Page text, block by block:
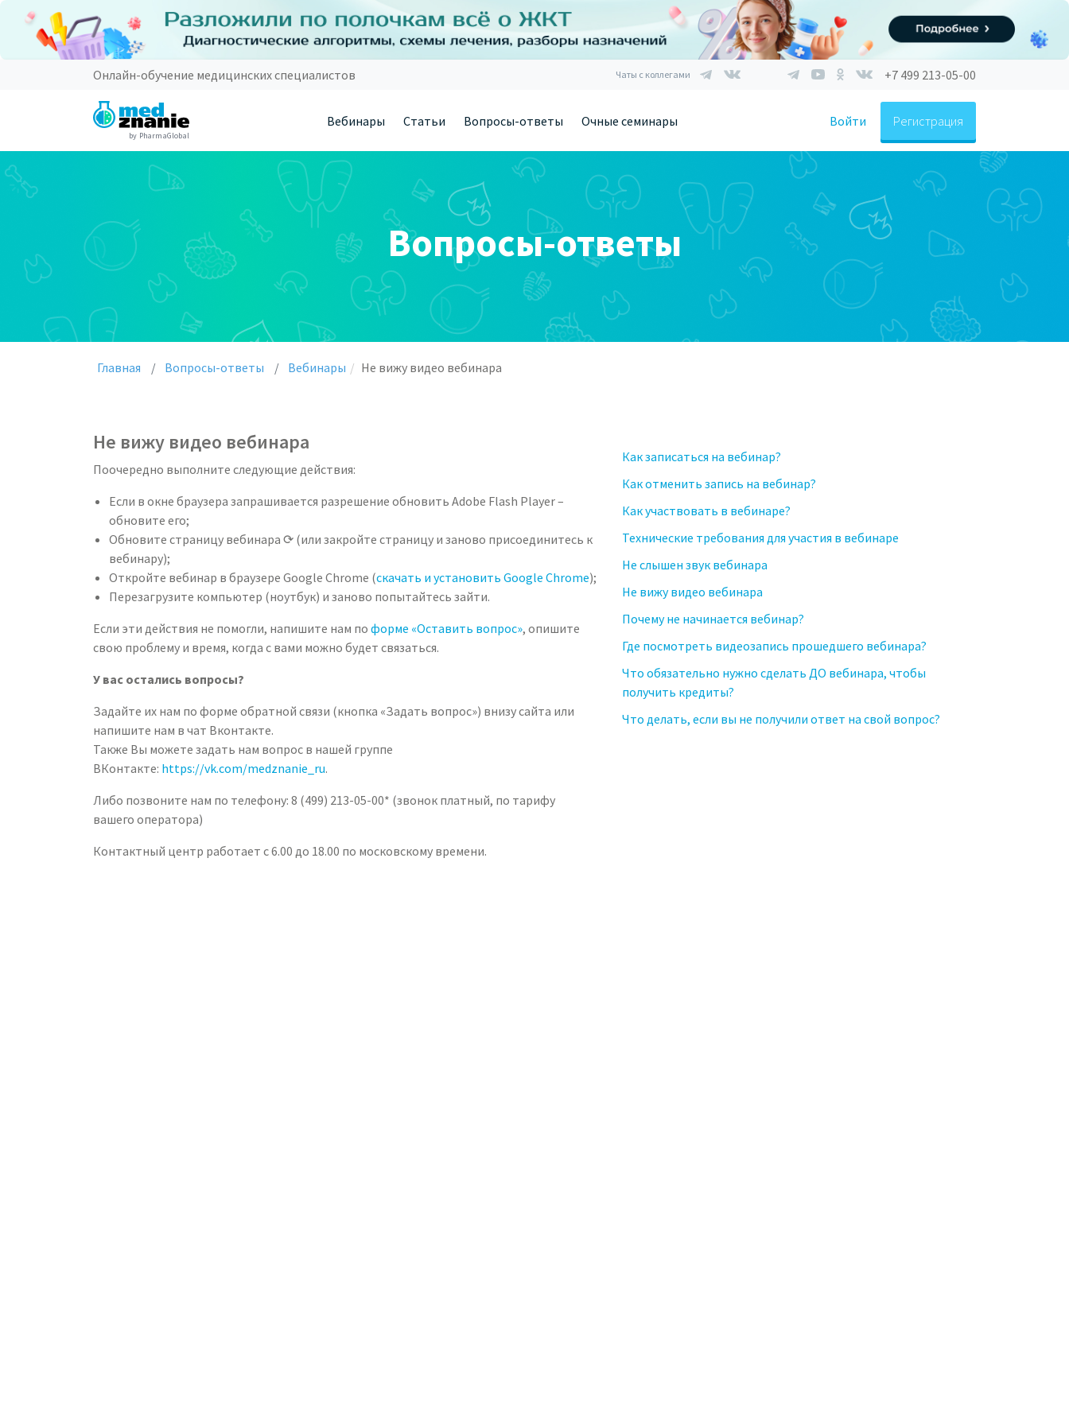
Онлайн-обучение медицинских специалистов Чаты с коллегами +7 499 213-05-00
by PharmaGlobal
Вебинары Статьи Вопросы-ответы Очные семинары Войти Регистрация
Вопросы-ответы
Главная Вопросы-ответы Вебинары Не вижу видео вебинара
Не вижу видео вебинара
Поочередно выполните следующие действия:
Если в окне браузера запрашивается разрешение обновить Adobe Flash Player –
обновите его;
Обновите страницу вебинара ⟳ (или закройте страницу и заново присоединитесь к
вебинару);
Откройте вебинар в браузере Google Chromе (скачать и установить Google Chromе);
Перезагрузите компьютер (ноутбук) и заново попытайтесь зайти.
Если эти действия не помогли, напишите нам по форме «Оставить вопрос», опишите
свою проблему и время, когда с вами можно будет связаться.
У вас остались вопросы?
Задайте их нам по форме обратной связи (кнопка «Задать вопрос») внизу сайта или
напишите нам в чат Вконтакте.
Также Вы можете задать нам вопрос в нашей группе
ВКонтакте: https://vk.com/medznanie_ru.
Либо позвоните нам по телефону: 8 (499) 213-05-00* (звонок платный, по тарифу
вашего оператора)
Контактный центр работает с 6.00 до 18.00 по московскому времени.
Как записаться на вебинар?
Как отменить запись на вебинар?
Как участвовать в вебинаре?
Технические требования для участия в вебинаре
Не слышен звук вебинара
Не вижу видео вебинара
Почему не начинается вебинар?
Где посмотреть видеозапись прошедшего вебинара?
Что обязательно нужно сделать ДО вебинара, чтобы
получить кредиты?
Что делать, если вы не получили ответ на свой вопрос?